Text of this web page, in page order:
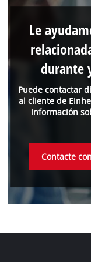
Puede contactar
al cliente de
información
Le
durante
Contacte